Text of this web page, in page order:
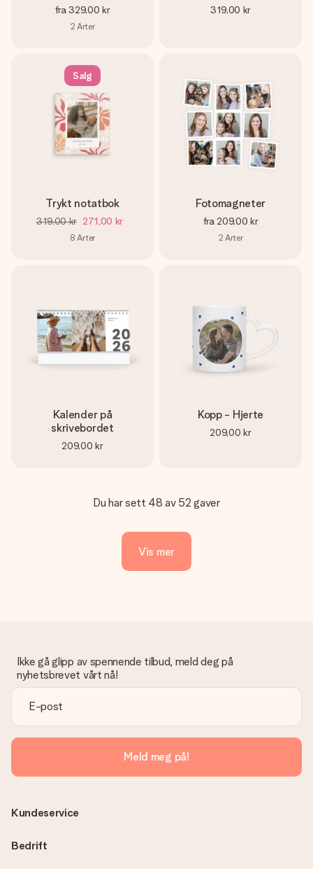
fra 329,00 kr
2 Arter
319,00 kr
Salg
Trykt notatbok
319,00 kr 271,00 kr
8 Arter
Fotomagneter
fra 209,00 kr
2 Arter
Kalender på
skrivebordet
209,00 kr
Kopp - Hjerte
209,00 kr
Du har sett 48 av 52 gaver
Vis mer
Ikke gå glipp av spennende tilbud, meld deg på
nyhetsbrevet vårt nå!
Meld meg på!
Kundeservice
Bedrift